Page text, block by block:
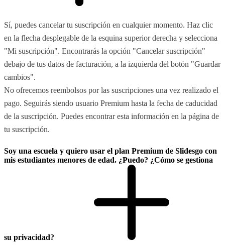
Sí, puedes cancelar tu suscripción en cualquier momento. Haz clic
en la flecha desplegable de la esquina superior derecha y selecciona
"Mi suscripción". Encontrarás la opción "Cancelar suscripción"
debajo de tus datos de facturación, a la izquierda del botón "Guardar
cambios".
No ofrecemos reembolsos por las suscripciones una vez realizado el
pago. Seguirás siendo usuario Premium hasta la fecha de caducidad
de la suscripción. Puedes encontrar esta información en la página de
tu suscripción.
Soy una escuela y quiero usar el plan Premium de Slidesgo con
mis estudiantes menores de edad. ¿Puedo? ¿Cómo se gestiona
su privacidad?